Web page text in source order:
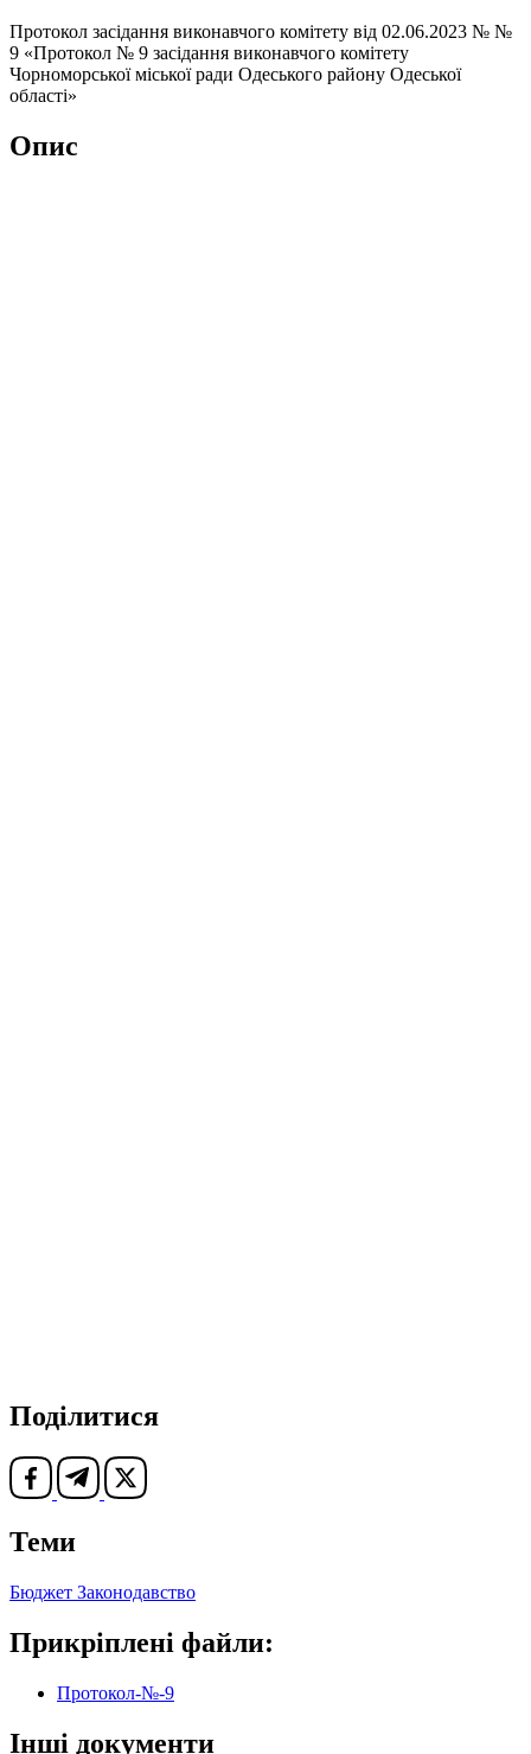
Протокол засідання виконавчого комітету від 02.06.2023 № №
9 «Протокол № 9 засідання виконавчого комітету
Чорноморської міської ради Одеського району Одеської
області»
Опис
Поділитися
Теми
Бюджет Законодавство
Прикріплені файли:
Протокол-№-9
Інші документи